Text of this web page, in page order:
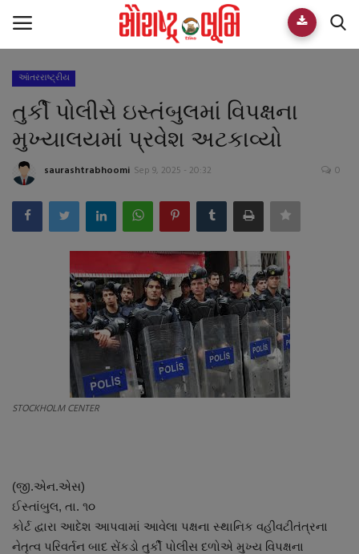
Home
E-paper
Videos
Who We Are
Guest Author
About Author
Contact
આંતરરાષ્ટ્રીય
રાષ્ટ્રીય
આંતરરાષ્ટ્રીય
તુર્કી પોલીસે ઇસ્તંબુલમાં વિપક્ષના
મુખ્યાલયમાં પ્રવેશ અટકાવ્યો
saurashtrabhoomi Sep 9, 2025 - 20:32 0
STOCKHOLM CENTER
(જી.એન.એસ)
ઈસ્તાંબુલ, તા. ૧૦
કોર્ટ દ્વારા આદેશ આપવામાં આવેલા પક્ષના સ્થાનિક વહીવટીતંત્રના
નેતૃત્વ પરિવર્તન બાદ સેંકડો તુર્કી પોલીસ દળોએ મુખ્ય વિપક્ષના